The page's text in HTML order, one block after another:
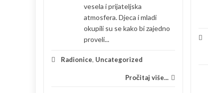
vesela i prijateljska
atmosfera. Djeca i mladi
okupili su se kako bi zajedno
proveli...
Radionice, Uncategorized
Pročitaj više...